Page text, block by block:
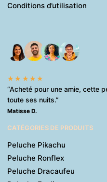
Conditions d’utilisation
★★★★★
“Acheté pour une amie, cette
toute ses nuits.”
Matisse D.
CATÉGORIES DE PRODUITS
Peluche Pikachu
Peluche Ronflex
Peluche Dracaufeu